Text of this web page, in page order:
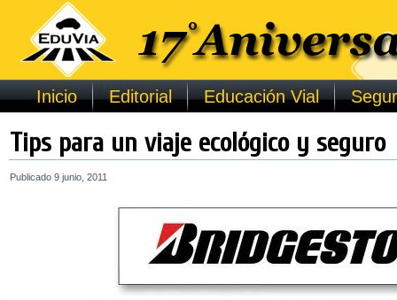
Inicio Editorial Educación Vial
Tips para un viaje ecológico y seguro
Publicado 9 junio, 2011